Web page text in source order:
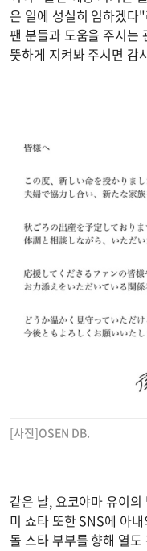
은 일에 성실히 임하겠다
팬 분들과 도움을 주시는
뜻하게 지켜봐 주시면 감
[사진]OSEN DB.
같은 날, 요코야마 유이
미 쇼타 또한 SNS에 아
돌 스타 부부를 향해 열